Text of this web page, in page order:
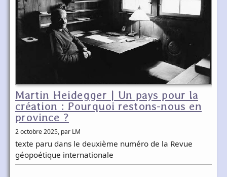
Martin Heidegger | Un pays pour la
création : Pourquoi restons-nous en
province ?
2 octobre 2025, par LM
texte paru dans le deuxième numéro de la Revue
géopoétique internationale